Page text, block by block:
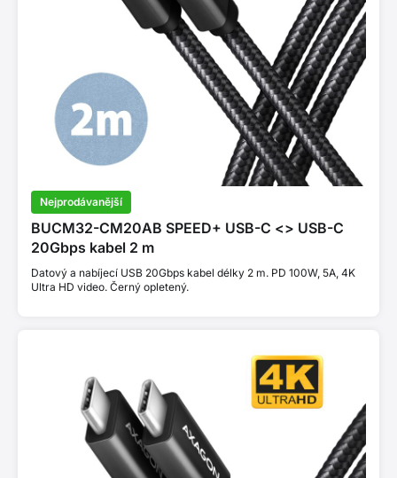
Nejprodávanější
BUCM32-CM20AB SPEED+ USB-C <> USB-C
20Gbps kabel 2 m
Datový a nabíjecí USB 20Gbps kabel délky 2 m. PD 100W, 5A, 4K
Ultra HD video. Černý opletený.